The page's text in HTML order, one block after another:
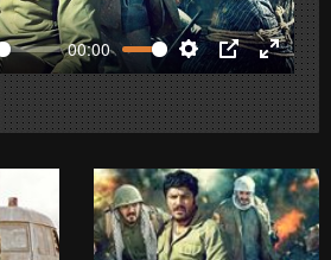
00:00
Settings
PIP Enter